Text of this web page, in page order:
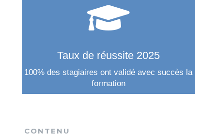

Taux de réussite 2025
100% des stagiaires ont validé avec succès la
formation
CONTENU